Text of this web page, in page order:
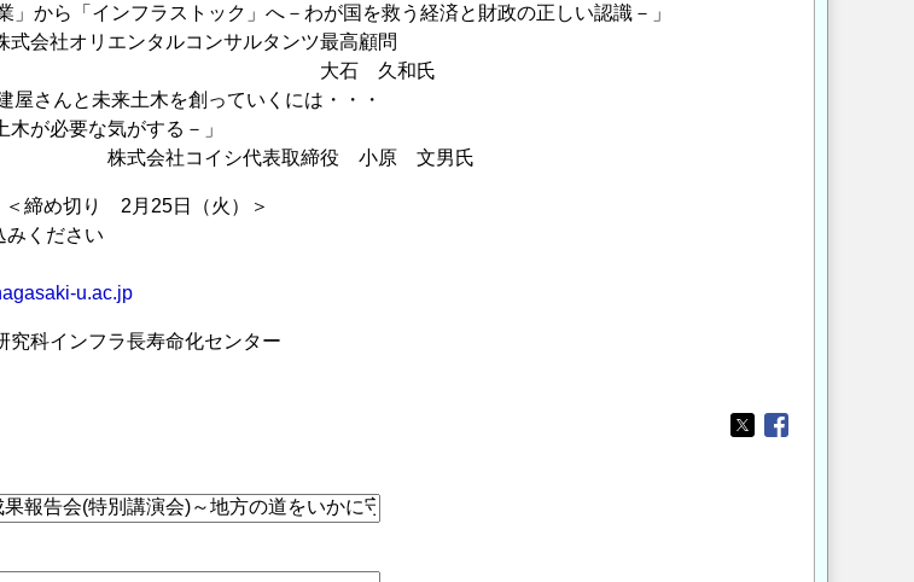
インフラストック」へ－わが国を救う経済と財政の正しい認識－」
オリエンタルコンサルタンツ最高顧問
久和氏
と未来土木を創っていくには・・・
が必要な気がする－」
代表取締役 小原 文男氏
締め切り 2月25日（火）＞
ください
u.ac.jp
究科インフラ長寿命化センター
Opens in a new
Opens in a new